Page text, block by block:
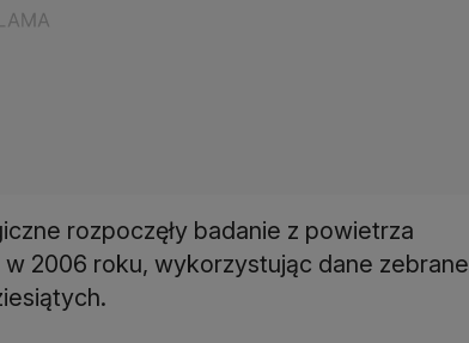
rozpoczęły badanie z powietrza
2006 roku, wykorzystując dane zebrane